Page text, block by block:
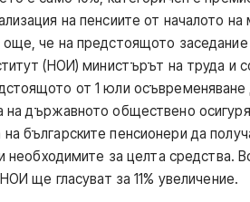
на пенсиите от началото
че на предстоящото
(НОИ) министърът на труда и
от 1 юли осъвременяване
държавното обществено
българските пенсионери да
необходимите за целта средства.
ще гласуват за 11% увеличение.